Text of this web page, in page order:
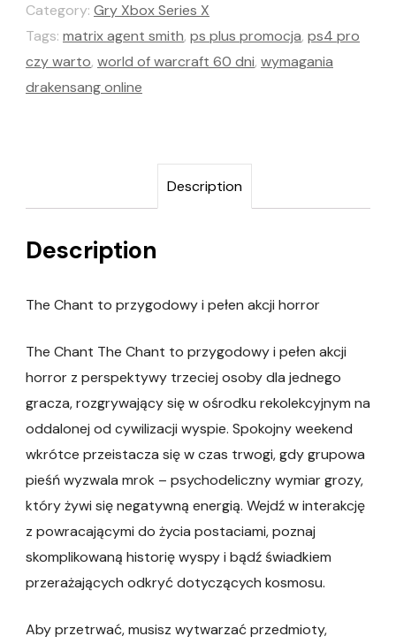
Category: Gry Xbox Series X
Tags: matrix agent smith, ps plus promocja, ps4 pro
czy warto, world of warcraft 60 dni, wymagania
drakensang online
Description
Description
The Chant to przygodowy i pełen akcji horror
The Chant The Chant to przygodowy i pełen akcji
horror z perspektywy trzeciej osoby dla jednego
gracza, rozgrywający się w ośrodku rekolekcyjnym na
oddalonej od cywilizacji wyspie. Spokojny weekend
wkrótce przeistacza się w czas trwogi, gdy grupowa
pieśń wyzwala mrok – psychodeliczny wymiar grozy,
który żywi się negatywną energią. Wejdź w interakcję
z powracającymi do życia postaciami, poznaj
skomplikowaną historię wyspy i bądź świadkiem
przerażających odkryć dotyczących kosmosu.
Aby przetrwać, musisz wytwarzać przedmioty,